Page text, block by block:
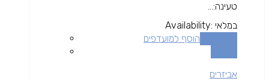
טעינה:...
Availability: במלאי
הוסף למועדפים
אביזרים